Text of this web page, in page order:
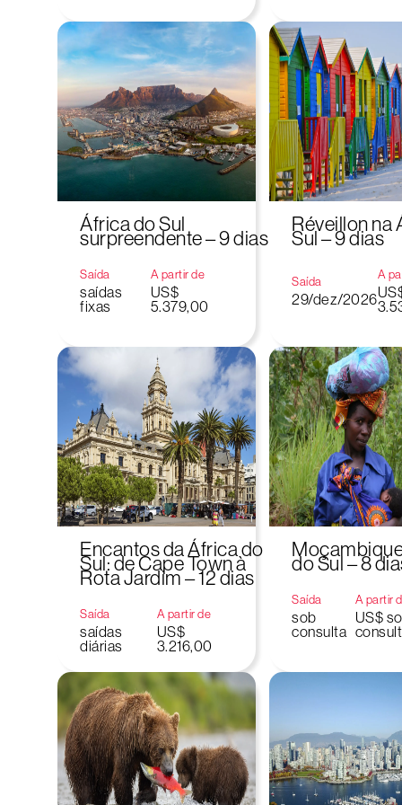
África do Sul
surpreendente – 9 dias
Saída
saídas
fixas
A partir de
US$
5.379,00
Réveillon na
Sul – 9 dias
Saída
29/dez/2026
A
Encantos da África do
Sul: de Cape Town à
Rota Jardim – 12 dias
Saída
saídas
diárias
A partir de
US$
3.216,00
do Sul – 8
Saída
sob
consulta
A partir
US$